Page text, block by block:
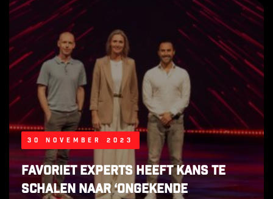
30 november 2023
Favoriet experts heeft kans te
schalen naar ‘ongekende